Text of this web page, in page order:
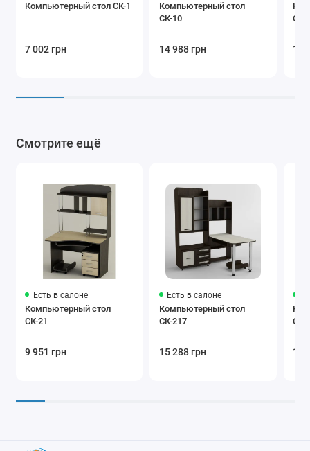
Компьютерный стол СК-1
7 002 грн
Компьютерный стол
СК-10
14 988 грн
СК-
17
Смотрите ещё
Есть в салоне
Компьютерный стол
СК-21
9 951 грн
Есть в салоне
Компьютерный стол
СК-217
15 288 грн
СК-
14